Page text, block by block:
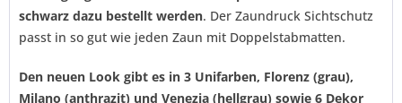
schwarz dazu bestellt werden. Der Zaundruck Sichtschutz
passt in so gut wie jeden Zaun mit Doppelstabmatten.
Den neuen Look gibt es in 3 Unifarben, Florenz (grau),
Milano (anthrazit) und Venezia (hellgrau) sowie 6 Dekor